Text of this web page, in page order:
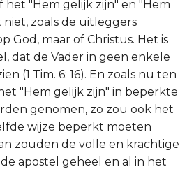
"Hem gelijk zijn" en "Hem
niet, zoals de uitleggers
God, maar of Christus. Het is
dat de Vader in geen enkele
(1 Tim. 6: 16). En zoals nu ten
"Hem gelijk zijn" in beperkte
genomen, zo zou ook het
wijze beperkt moeten
zouden de volle en krachtige
apostel geheel en al in het